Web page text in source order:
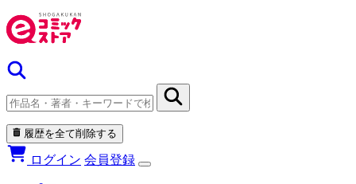
履歴を全て削除する
ログイン 会員登録